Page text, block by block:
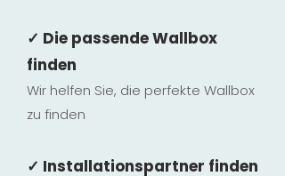
✓ Die passende Wallbox
finden
Wir helfen Sie, die perfekte Wallbox
zu finden
✓ Installationspartner finden